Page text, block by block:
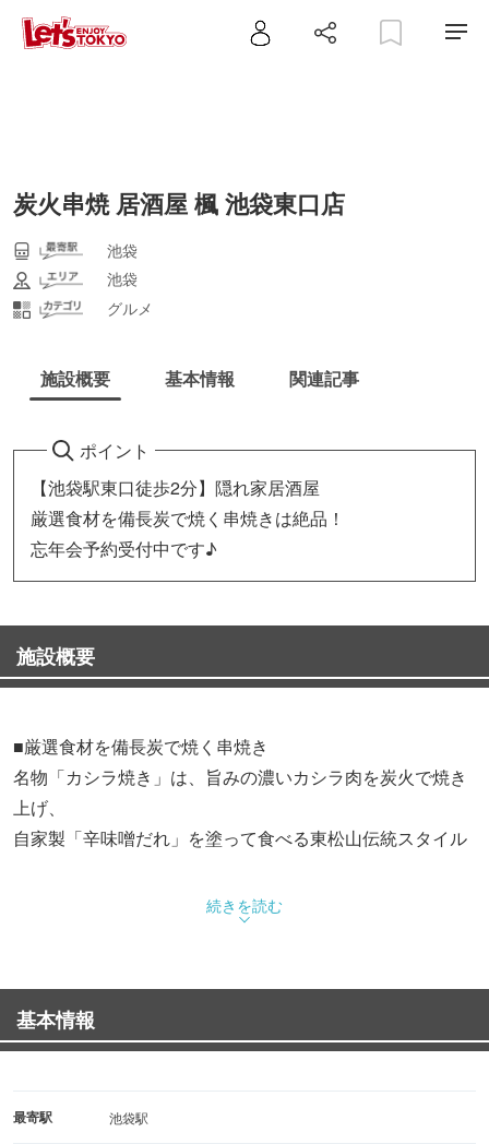
炭火串焼 居酒屋 楓 池袋東口店
池袋
池袋
グルメ
施設概要 基本情報 関連記事
ポイント
【池袋駅東口徒歩2分】隠れ家居酒屋
厳選食材を備長炭で焼く串焼きは絶品！
忘年会予約受付中です♪
施設概要
■厳選食材を備長炭で焼く串焼き
名物「カシラ焼き」は、旨みの濃いカシラ肉を炭火で焼き
上げ、
自家製「辛味噌だれ」を塗って食べる東松山伝統スタイル
■各種飲み放題付き宴会コースご用意
【椿コース】2時間飲み放題付き10品 3,200円(税込)
【雅コース】2時間飲み放題付き14品 4,200円(税込)
■落ち着いた和風居酒屋
続きを読む
基本情報
最寄駅 池袋駅